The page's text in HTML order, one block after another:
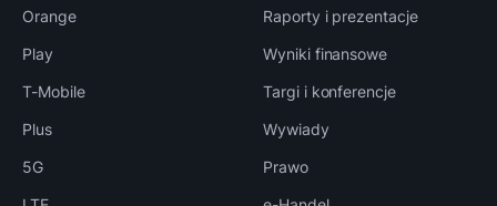
Orange
Play
T-Mobile
Plus
5G
Raporty i prezentacje
Wyniki finansowe
Targi i konferencje
Wywiady
Prawo